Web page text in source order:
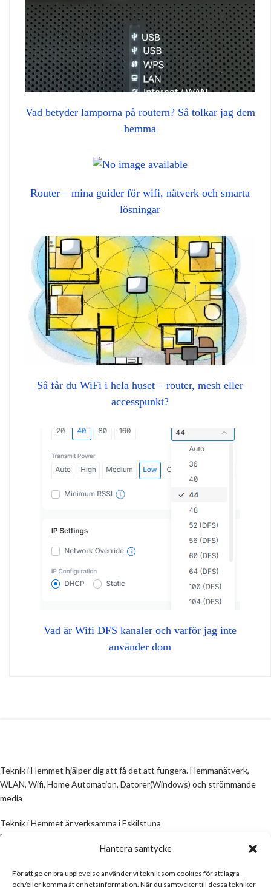
Hantera samtycke
För att ge en bra upplevelse använder vi teknik som cookies för att lagra
och/eller komma åt enhetsinformation. När du samtycker till dessa tekniker
Vad betyder lamporna på routern? Så tolkar jag dem
hemma
Router – mina guider för wifi, nätverk och smarta
lösningar
Så får du WiFi i hela huset – router, mesh eller
accesspunkt?
Vad är Wifi DFS kanaler och varför jag inte
använder dom
Teknik i Hemmet hjälper dig att få det att fungera. Hemmanätverk,
WLAN, Wifi, Home Automation, Datorer(Windows) och strömmande
media
Teknik i Hemmet är verksamma i Eskilstuna
Email:
All information på denna sida skall ses som en guide, inte en manual. Om